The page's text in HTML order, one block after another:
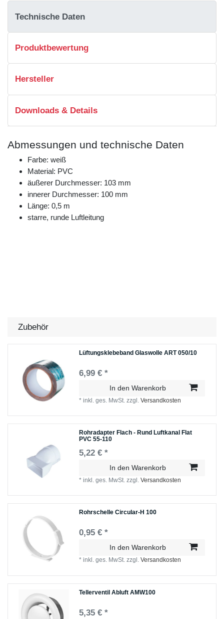
Technische Daten
Produktbewertung
Hersteller
Downloads & Details
Abmessungen und technische Daten
Farbe: weiß
Material: PVC
äußerer Durchmesser: 103 mm
innerer Durchmesser: 100 mm
Länge: 0,5 m
starre, runde Luftleitung
Zubehör
Lüftungsklebeband Glaswolle ART 050/10
6,99 € *
In den Warenkorb
*inkl. ges. MwSt. zzgl.Versandkosten
Rohradapter Flach - Rund Luftkanal Flat
PVC 55-110
5,22 € *
In den Warenkorb
*inkl. ges. MwSt. zzgl.Versandkosten
Rohrschelle Circular-H 100
0,95 € *
In den Warenkorb
*inkl. ges. MwSt. zzgl.Versandkosten
Tellerventil Abluft AMW100
5,35 € *